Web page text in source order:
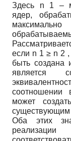
Здесь n 1
–
ядер,
если n 1 ≥ n 2
быть создана
является
соотношении
может
существующим
Оба этих